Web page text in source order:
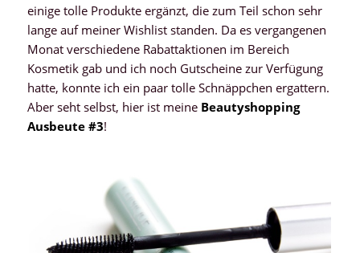
einige tolle Produkte ergänzt, die zum Teil schon sehr
lange auf meiner Wishlist standen. Da es vergangenen
Monat verschiedene Rabattaktionen im Bereich
Kosmetik gab und ich noch Gutscheine zur Verfügung
hatte, konnte ich ein paar tolle Schnäppchen ergattern.
Aber seht selbst, hier ist meine Beautyshopping
Ausbeute #3!